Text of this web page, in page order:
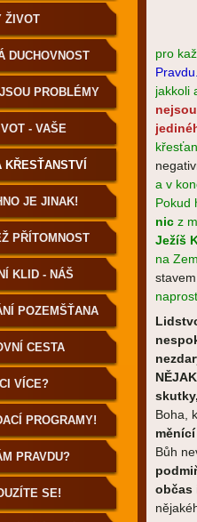
pro
Pravdu.
jakkoli
a v
Pokud
nic z
Ježíš
na
stavem
skutky,
Boha,
Bůh
občas
ŽIVOT
DUCHOVNOST
PROBLÉMY
- VAŠE
KŘESŤANSTVÍ
JE JINAK!
PŘÍTOMNOST
KLID - NÁŠ
POZEMŠŤANA
CESTA
VÍCE?
PROGRAMY!
PRAVDU?
SE!